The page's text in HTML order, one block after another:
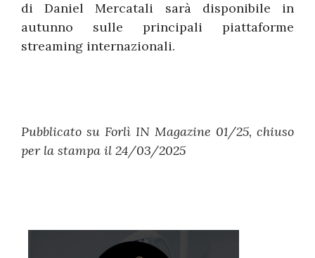
di Daniel Mercatali sarà disponibile in
autunno sulle principali piattaforme
streaming internazionali.
Pubblicato su Forlì IN Magazine 01/25, chiuso
per la stampa il 24/03/2025